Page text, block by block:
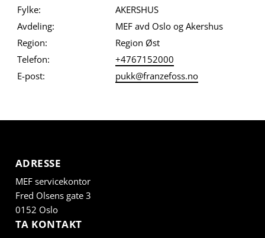
Fylke:
AKERSHUS
Avdeling:
MEF avd Oslo og Akershus
Region:
Region Øst
Telefon:
+4767152000
E-post:
pukk@franzefoss.no
ADRESSE
MEF servicekontor
Fred Olsens gate 3
0152 Oslo
TA KONTAKT